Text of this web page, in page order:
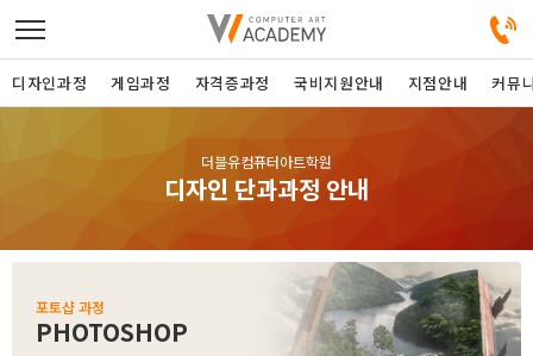
게임과정
디자인과정 게임과정 자격증과정 국비지원안내 지점안내 커뮤
더블유컴퓨터아트학원
디자인 단과과정 안내
포토샵 과정
PHOTOSHOP